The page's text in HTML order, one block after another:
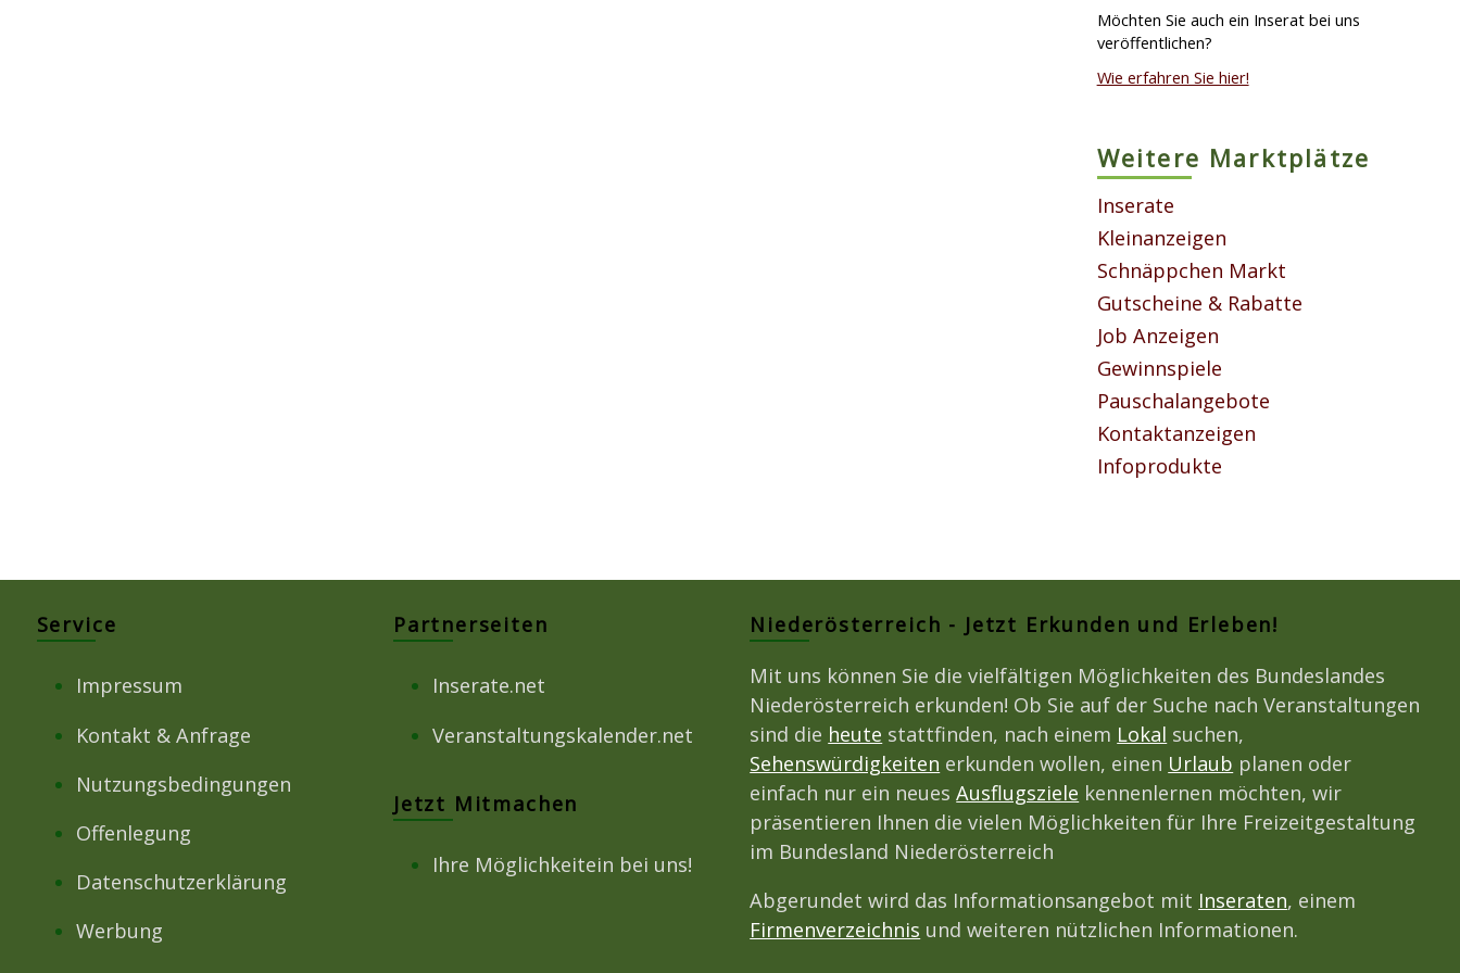
Möchten Sie auch ein Inserat bei uns
veröffentlichen?
Wie erfahren Sie hier!
Weitere Marktplätze
Inserate
Kleinanzeigen
Schnäppchen Markt
Gutscheine & Rabatte
Job Anzeigen
Gewinnspiele
Pauschalangebote
Kontaktanzeigen
Infoprodukte
Service
Impressum
Kontakt & Anfrage
Nutzungsbedingungen
Offenlegung
Datenschutzerklärung
Werbung
Partnerseiten
Inserate.net
Veranstaltungskalender.net
Jetzt Mitmachen
Ihre Möglichkeitein bei uns!
Niederösterreich - Jetzt Erkunden und Erleben!
Mit uns können Sie die vielfältigen Möglichkeiten des Bundeslandes
Niederösterreich erkunden! Ob Sie auf der Suche nach Veranstaltungen
sind die heute stattfinden, nach einem Lokal suchen,
Sehenswürdigkeiten erkunden wollen, einen Urlaub planen oder
einfach nur ein neuesAusflugsziele kennenlernen möchten, wir
präsentieren Ihnen die vielen Möglichkeiten für Ihre Freizeitgestaltung
im Bundesland Niederösterreich
Abgerundet wird das Informationsangebot mit Inseraten, einem
Firmenverzeichnis und weiteren nützlichen Informationen.